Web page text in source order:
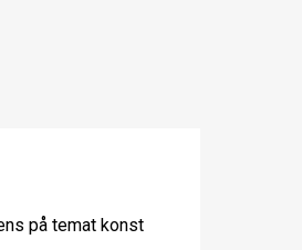
på temat konst